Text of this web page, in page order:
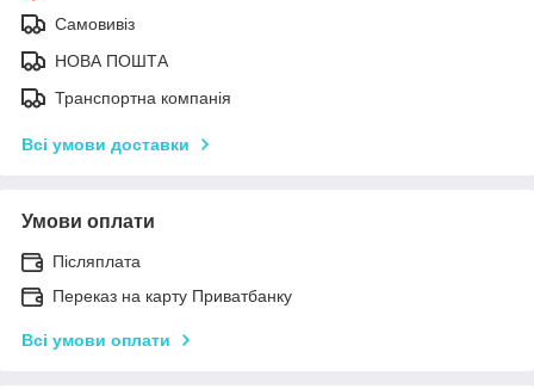
Самовивіз
НОВА ПОШТА
Транспортна компанія
Всі умови доставки
Умови оплати
Післяплата
Переказ на карту Приватбанку
Всі умови оплати